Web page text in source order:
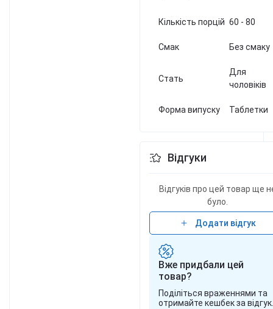
Кількість порцій 60 - 80
Смак Без смаку
Стать
Для
чоловіків
Форма випуску Таблетки
Відгуки
Відгуків про цей товар ще
було.
Додати відгук
Вже придбали цей
товар?
Поділіться враженнями та
отримайте кешбек за відгук.